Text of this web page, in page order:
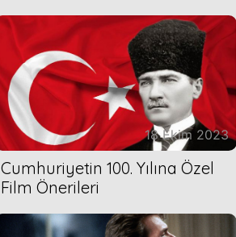
18 Ekim 2023
Cumhuriyetin 100. Yılına Özel
Film Önerileri